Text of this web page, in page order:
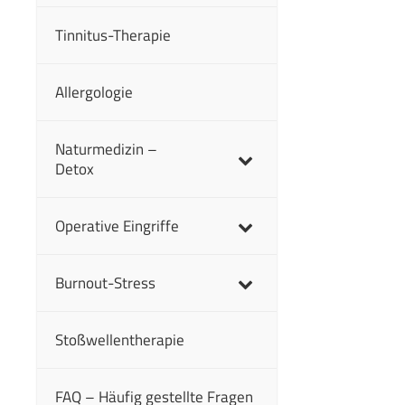
Tinnitus-Therapie
Allergologie
Naturmedizin –
Detox
Operative Eingriffe
Burnout-Stress
Stoßwellentherapie
FAQ – Häufig gestellte Fragen